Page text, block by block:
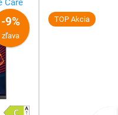
Care
-9%
zľava
TOP Akcia